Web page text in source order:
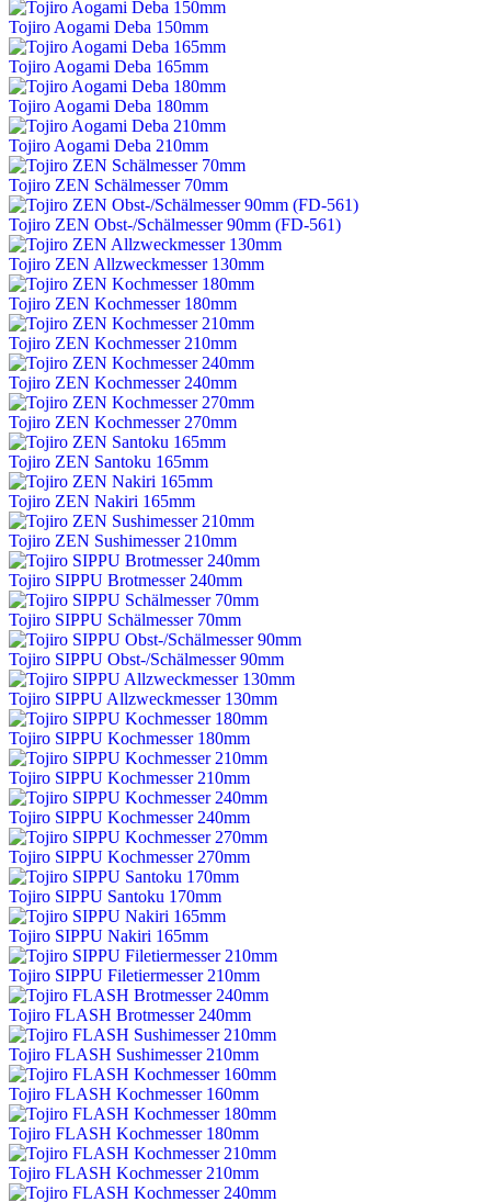
Tojiro Aogami Deba 150mm
Tojiro Aogami Deba 165mm
Tojiro Aogami Deba 180mm
Tojiro Aogami Deba 210mm
Tojiro ZEN Schälmesser 70mm
Tojiro ZEN Obst-/Schälmesser 90mm (FD-561)
Tojiro ZEN Allzweckmesser 130mm
Tojiro ZEN Kochmesser 180mm
Tojiro ZEN Kochmesser 210mm
Tojiro ZEN Kochmesser 240mm
Tojiro ZEN Kochmesser 270mm
Tojiro ZEN Santoku 165mm
Tojiro ZEN Nakiri 165mm
Tojiro ZEN Sushimesser 210mm
Tojiro SIPPU Brotmesser 240mm
Tojiro SIPPU Schälmesser 70mm
Tojiro SIPPU Obst-/Schälmesser 90mm
Tojiro SIPPU Allzweckmesser 130mm
Tojiro SIPPU Kochmesser 180mm
Tojiro SIPPU Kochmesser 210mm
Tojiro SIPPU Kochmesser 240mm
Tojiro SIPPU Kochmesser 270mm
Tojiro SIPPU Santoku 170mm
Tojiro SIPPU Nakiri 165mm
Tojiro SIPPU Filetiermesser 210mm
Tojiro FLASH Brotmesser 240mm
Tojiro FLASH Sushimesser 210mm
Tojiro FLASH Kochmesser 160mm
Tojiro FLASH Kochmesser 180mm
Tojiro FLASH Kochmesser 210mm